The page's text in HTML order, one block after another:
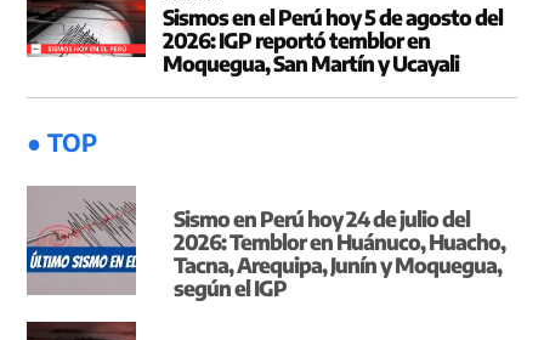
Sismos en el Perú hoy 5 de agosto del
2026: IGP reportó temblor en
Moquegua, San Martín y Ucayali
● TOP
Sismo en Perú hoy 24 de julio del
2026: Temblor en Huánuco, Huacho,
Tacna, Arequipa, Junín y Moquegua,
según el IGP